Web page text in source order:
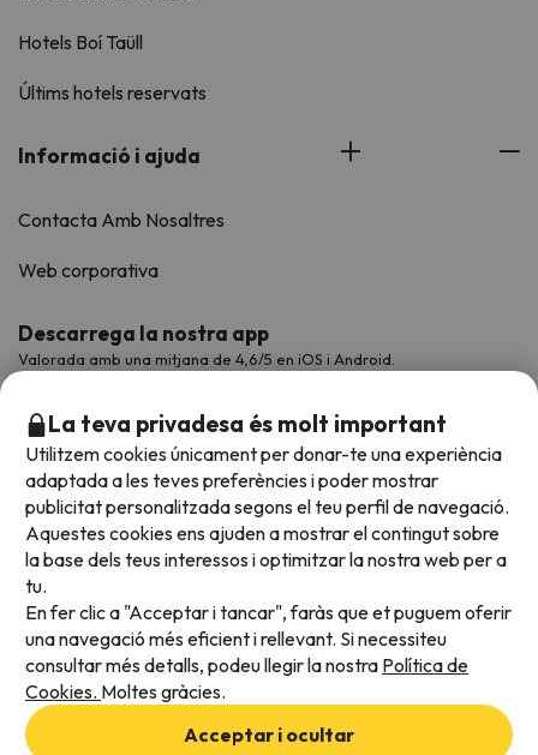
Hotels Boí Taüll
Últims hotels reservats
Informació i ajuda
Contacta Amb Nosaltres
Web corporativa
Descarrega la nostra app
Valorada amb una mitjana de 4,6/5 en iOS i Android.
Acceptem
Condicions generals
La teva privadesa és molt important
Utilitzem cookies únicament per donar-te una experiència
adaptada a les teves preferències i poder mostrar
publicitat personalitzada segons el teu perfil de navegació.
Aquestes cookies ens ajuden a mostrar el contingut sobre
la base dels teus interessos i optimitzar la nostra web per a
tu.
En fer clic a "Acceptar i tancar", faràs que et puguem oferir
una navegació més eficient i rellevant. Si necessiteu
consultar més detalls, podeu llegir la nostra Política de
Cookies. Moltes gràcies.
Acceptar i ocultar